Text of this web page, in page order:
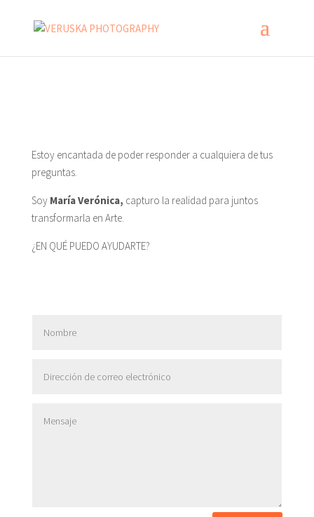
Estoy encantada de poder responder a cualquiera de tus
preguntas.
Soy María Verónica, capturo la realidad para juntos
transformarla en Arte.
¿EN QUÉ PUEDO AYUDARTE?